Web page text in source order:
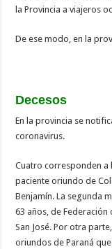
la Provincia a viajeros
De ese modo, en la
Decesos
En la provincia se
coronavirus.
Cuatro corresponden a
paciente oriundo de
Benjamín. La segunda
63 años, de
San José. Por otra
oriundos de Paraná